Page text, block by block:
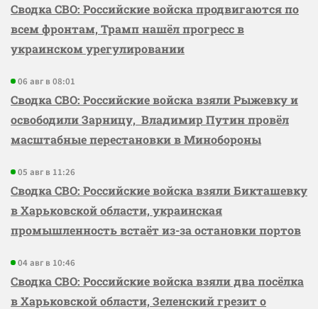
Сводка СВО: Российские войска продвигаются по
всем фронтам, Трамп нашёл прогресс в
украинском урегулировании
06 авг в 08:01
Сводка СВО: Российские войска взяли Рыжевку и
освободили Зарницу, Владимир Путин провёл
масштабные перестановки в Минобороны
05 авг в 11:26
Сводка СВО: Российские войска взяли Бикташевку
в Харьковской области, украинская
промышленность встаёт из-за остановки портов
04 авг в 10:46
Сводка СВО: Российские войска взяли два посёлка
в Харьковской области, Зеленский грезит о